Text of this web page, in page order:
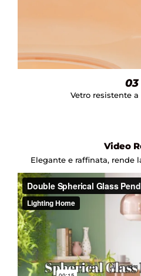
03
Vetro resistente
Video
Elegante e raffinata, rende